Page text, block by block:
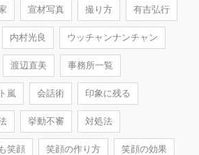
宣材写真 撮り方 有吉弘行
内村光良 ウッチャンナンチャン
渡辺直美 事務所一覧
嵐 会話術 印象に残る
挙動不審 対処法
笑顔 笑顔の作り方 笑顔の効果